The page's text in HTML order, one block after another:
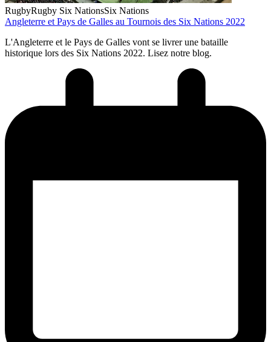
RugbyRugby Six NationsSix Nations
Angleterre et Pays de Galles au Tournois des Six Nations 2022
L'Angleterre et le Pays de Galles vont se livrer une bataille
historique lors des Six Nations 2022. Lisez notre blog.